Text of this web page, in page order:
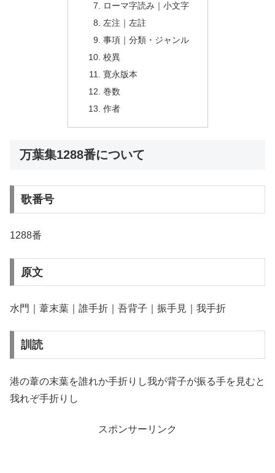
ローマ字読み｜小文字
左注｜左註
事項｜分類・ジャンル
校異
寛永版本
巻数
作者
万葉集1288番について
歌番号
1288番
原文
水門｜葦末葉｜誰手折｜吾背子｜振手見｜我手折
訓読
港の葦の末葉を誰れか手折りし我が背子が振る手を見むと
我れぞ手折りし
スポンサーリンク